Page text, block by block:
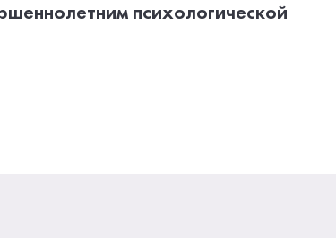
психологической